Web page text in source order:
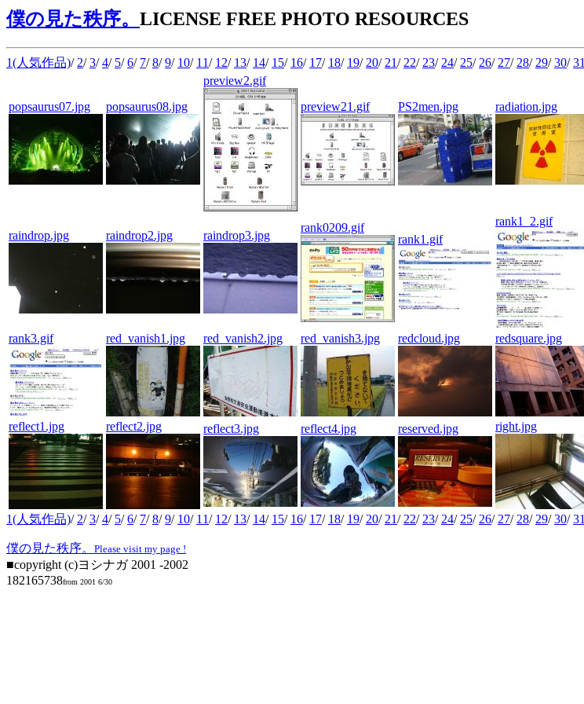
僕の見た秩序。 LICENSE FREE PHOTO RESOURCES
1(人気作品)/ 2/3/4/ 5/6/ 7/8/9/ 10/ 11/ 12/ 13/ 14/ 15/ 16/ 17/ 18/ 19/ 20/ 21/ 22/ 23/ 24/ 25/ 26/ 27/ 28/ 29/30/31
popsaurus07.jpg popsaurus08.jpg
preview2.gif
preview21.gif
PS2men.jpg radiation.jpg
raindrop.jpg raindrop2.jpg raindrop3.jpg
rank0209.gif
rank1.gif
rank1_2.gif
rank3.gif red_vanish1.jpg red_vanish2.jpg red_vanish3.jpg redcloud.jpg redsquare.jpg
reflect1.jpg reflect2.jpg reflect3.jpg reflect4.jpg reserved.jpg right.jpg
1(人気作品)/ 2/3/4/ 5/6/ 7/8/9/ 10/ 11/ 12/ 13/ 14/ 15/ 16/ 17/ 18/ 19/ 20/ 21/ 22/ 23/ 24/ 25/ 26/ 27/ 28/ 29/30/31
僕の見た秩序。 Please visit my page !
■copyright (c)ヨシナガ 2001 -2002
182165738from 2001 6/30